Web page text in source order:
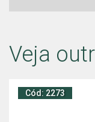
Veja
Cód: 2273